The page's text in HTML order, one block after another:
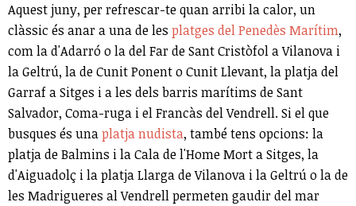
Aquest juny, per refrescar-te quan arribi la calor, un
clàssic és anar a una de les platges del Penedès Marítim,
com la d'Adarró o la del Far de Sant Cristòfol a Vilanova i
la Geltrú, la de Cunit Ponent o Cunit Llevant, la platja del
Garraf a Sitges i a les dels barris marítims de Sant
Salvador, Coma-ruga i el Francàs del Vendrell. Si el que
busques és unaplatja nudista, també tens opcions: la
platja de Balmins i la Cala de l'Home Mort a Sitges, la
d'Aiguadolç i la platja Llarga de Vilanova i la Geltrú o la de
les Madrigueres al Vendrell permeten gaudir del mar